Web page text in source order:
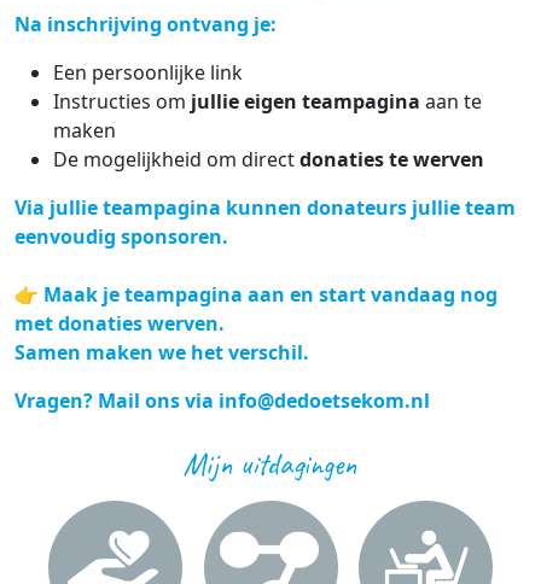
Na inschrijving ontvang je:
Een persoonlijke link
Instructies om jullie eigen teampagina aan te
maken
De mogelijkheid om directdonaties te werven
Via jullie teampagina kunnen donateurs jullie team
eenvoudig sponsoren.
👉 Maak je teampagina aan en start vandaag nog
met donaties werven.
Samen maken we het verschil.
Vragen? Mail ons via info@dedoetsekom.nl
Mijn uitdagingen